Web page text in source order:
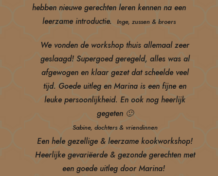
hebben nieuwe gerechten leren kennen na een
leerzame introductie.
Inge, zussen & broers
We vonden de workshop thuis allemaal zeer
geslaagd! Supergoed geregeld, alles was al
afgewogen en klaar gezet dat scheelde veel
tijd. Goede uitleg en Marina is een fijne en
leuke persoonlijkheid. En ook nog heerlijk
gegeten 🙂
Sabine, dochters & vriendinnen
Een hele gezellige & leerzame kookworkshop!
Heerlijke gevariëerde & gezonde gerechten met
een goede uitleg door Marina!